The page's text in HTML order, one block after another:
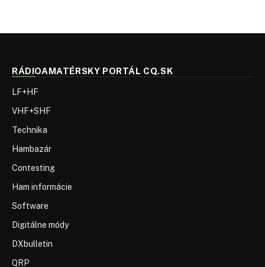
RÁDIOAMATÉRSKY PORTÁL CQ.SK
LF+HF
VHF+SHF
Technika
Hambazár
Contesting
Ham informácie
Software
Digitálne módy
DXbulletin
QRP